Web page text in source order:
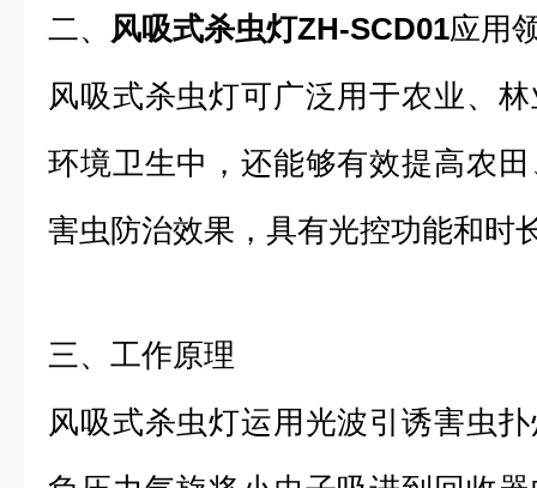
二、 风吸式杀虫灯ZH-SCD01应用
风吸式杀虫灯可广泛用于农业、
环境卫生中，还能够有效提高农
害虫防治效果，具有光控功能和时
三、工作原理
风吸式杀虫灯运用光波引诱害虫